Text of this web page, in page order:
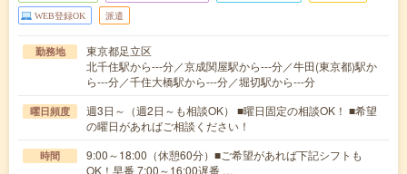
WEB登録OK 派遣
勤務地
東京都足立区
北千住駅から---分／京成関屋駅から---分／牛田(東京都)駅か
ら---分／千住大橋駅から---分／堀切駅から---分
曜日頻度
週3日～（週2日～も相談OK） ■曜日固定の相談OK！ ■希望
の曜日があればご相談ください！
時間
9:00～18:00（休憩60分）■ご希望があれば下記シフトも
OK！早番 7:00～16:00遅番 …